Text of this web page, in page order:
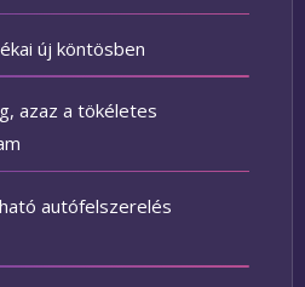
új köntösben
azaz a tökéletes
autófelszerelés